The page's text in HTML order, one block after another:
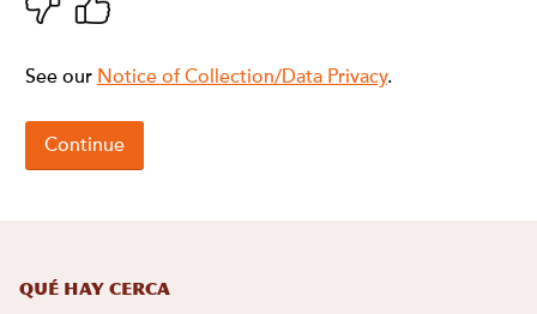
Qué hay cerca